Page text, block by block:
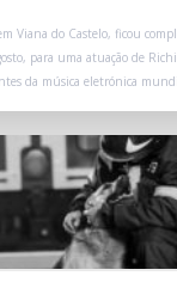
Viana do Castelo, ficou
para uma atuação de
da música eletrónica